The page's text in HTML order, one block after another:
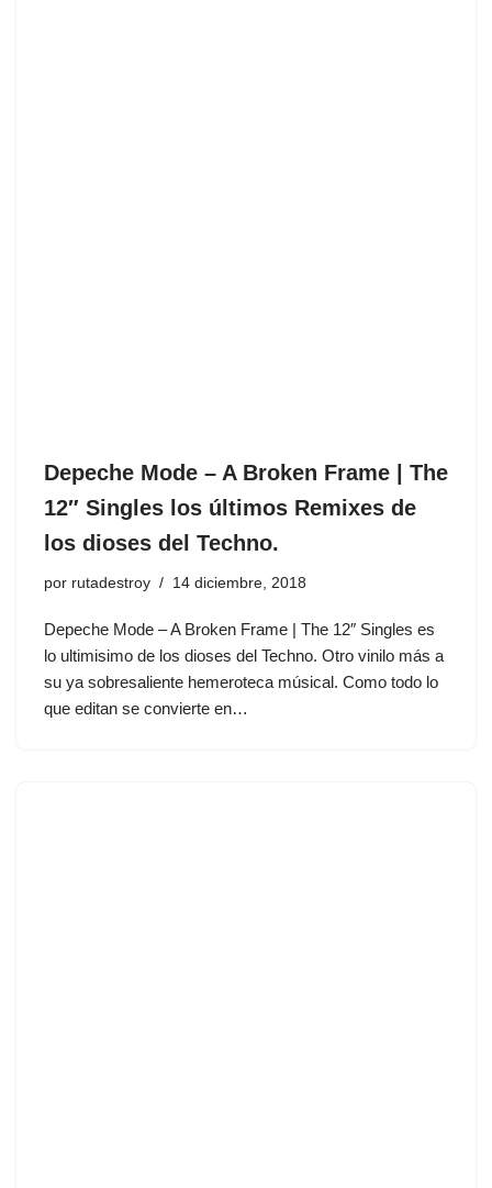
Depeche Mode ‎– A Broken Frame | The
12″ Singles los últimos Remixes de
los dioses del Techno.
por rutadestroy 14 diciembre, 2018
Depeche Mode ‎– A Broken Frame | The 12″ Singles es
lo ultimisimo de los dioses del Techno. Otro vinilo más a
su ya sobresaliente hemeroteca músical. Como todo lo
que editan se convierte en…